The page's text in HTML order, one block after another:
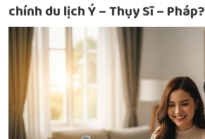
chính du lịch Ý – Thụy Sĩ – Pháp?